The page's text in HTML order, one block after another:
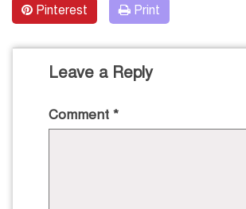
Pinterest Print
Leave a Reply
Comment *